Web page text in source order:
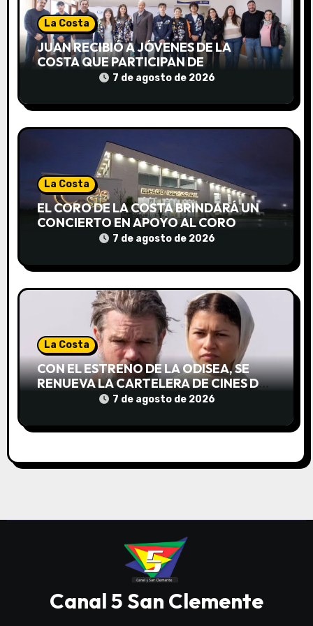
e
e
t
r
La Costa
JUAN RECIBIÓ A JÓVENES DE LA
COSTA QUE PARTICIPAN DE
INTERCAMBIOS CULTURALES EN
7 de agosto de 2026
La Costa
EL CORO DE LA COSTA BRINDARÁ UN
CONCIERTO EN APOYO AL CORO
NACIONAL DE NIÑOS7 de agosto de 2026
La Costa
CON EL ESTRENO DE LA ODISEA, SE
RENUEVA LA CARTELERA DE CINES DE
7 de agosto de 2026
Canal 5 San Clemente